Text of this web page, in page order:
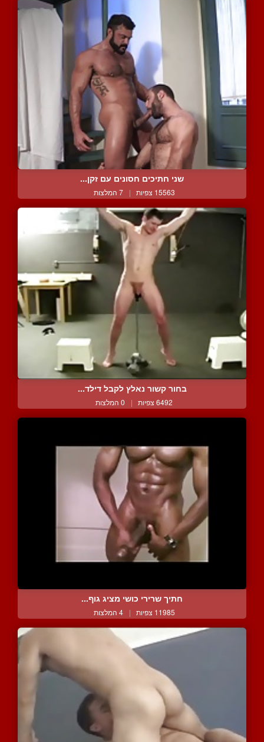
שני חתיכים חסונים עם זקן...
15563 צפיות | 7 המלצות
בחור קשור נאלץ לקבל דילד...
6492 צפיות | 0 המלצות
חתיך שרירי כושי מציג גוף...
11985 צפיות | 4 המלצות